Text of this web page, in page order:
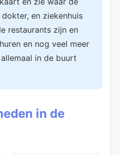
en ziekenhuis
restaurants zijn en
en nog veel meer
in de buurt
in de